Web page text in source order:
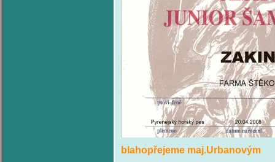
blahopřejeme maj.Urbanovým